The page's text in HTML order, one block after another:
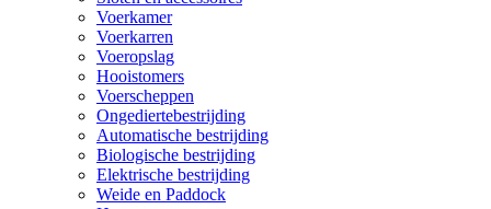
Voerkamer
Voerkarren
Voeropslag
Hooistomers
Voerscheppen
Ongediertebestrijding
Automatische bestrijding
Biologische bestrijding
Elektrische bestrijding
Weide en Paddock